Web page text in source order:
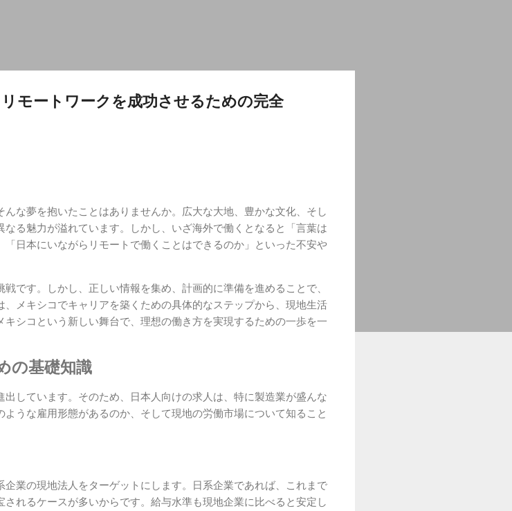
モートワークを成功させるための完全
な夢を抱いたことはありませんか。広大な大地、豊かな文化、そし
る魅力が溢れています。しかし、いざ海外で働くとなると「言葉は
日本にいながらリモートで働くことはできるのか」といった不安や
です。しかし、正しい情報を集め、計画的に準備を進めることで、
メキシコでキャリアを築くための具体的なステップから、現地生活
シコという新しい舞台で、理想の働き方を実現するための一歩を一
の基礎知識
しています。そのため、日本人向けの求人は、特に製造業が盛んな
うな雇用形態があるのか、そして現地の労働市場について知ること
業の現地法人をターゲットにします。日系企業であれば、これまで
れるケースが多いからです。給与水準も現地企業に比べると安定し